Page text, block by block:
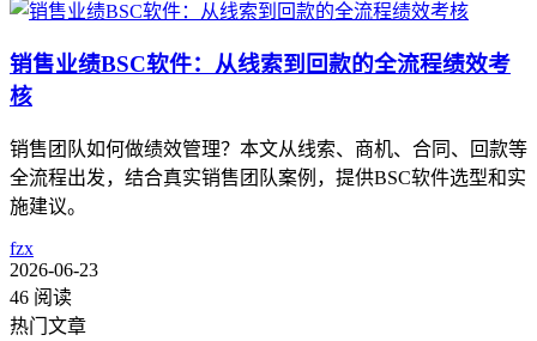
销售业绩BSC软件：从线索到回款的全流程绩效考
核
销售团队如何做绩效管理？本文从线索、商机、合同、回款等
全流程出发，结合真实销售团队案例，提供BSC软件选型和实
施建议。
fzx
2026-06-23
46 阅读
热门文章